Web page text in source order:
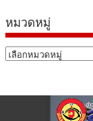
หมวดหมู่
หมวด